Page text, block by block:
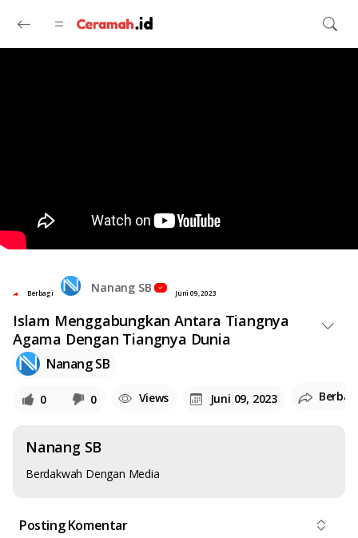
Langsung ke konten utama
Berbagi Nanang SB Juni 09, 2023
Islam Menggabungkan Antara Tiangnya
Agama Dengan Tiangnya Dunia
Nanang SB
0 0 Views Juni 09, 2023
Nanang SB
Berdakwah Dengan Media
Posting Komentar